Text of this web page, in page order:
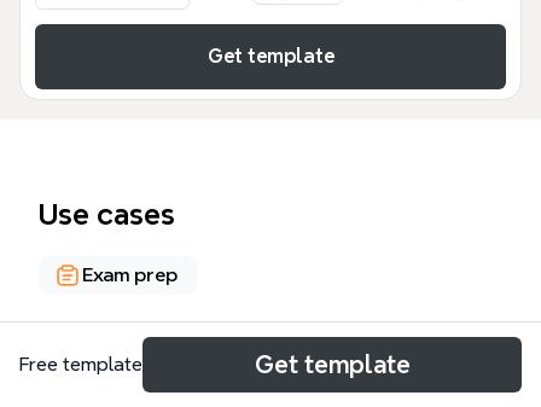
Get template
Use cases
Exam prep
About
Free template Get template